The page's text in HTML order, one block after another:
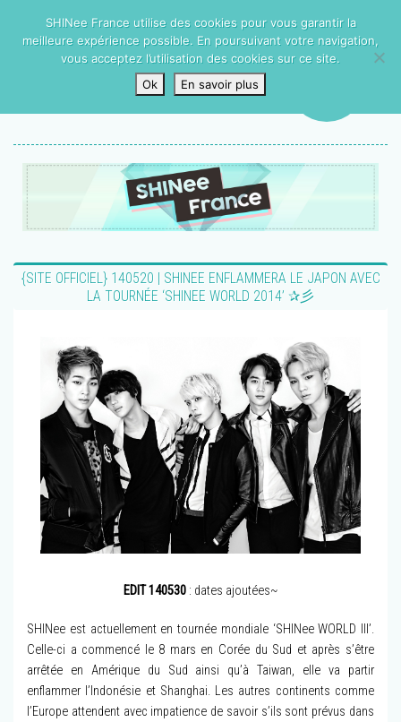
{SITE OFFICIEL} 140520 | SHINEE ENFLAMMERA LE JAPON AVEC
LA TOURNÉE ‘SHINEE WORLD 2014’ ✰彡
EDIT 140530: dates ajoutées~
SHINee est actuellement en tournée mondiale ‘SHINee WORLD III’.
Celle-ci a commencé le 8 mars en Corée du Sud et après s’être
arrêtée en Amérique du Sud ainsi qu’à Taiwan, elle va partir
enflammer l’Indonésie et Shanghai. Les autres continents comme
l’Europe attendent avec impatience de savoir s’ils sont prévus dans
SHINee France utilise des cookies pour vous garantir la
meilleure expérience possible. En poursuivant votre navigation,
vous acceptez l’utilisation des cookies sur ce site.
Ok
En savoir plus